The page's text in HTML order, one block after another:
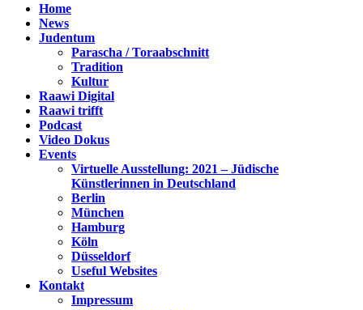
Home
News
Judentum
Parascha / Toraabschnitt
Tradition
Kultur
Raawi Digital
Raawi trifft
Podcast
Video Dokus
Events
Virtuelle Ausstellung: 2021 – Jüdische
Künstlerinnen in Deutschland
Berlin
München
Hamburg
Köln
Düsseldorf
Useful Websites
Kontakt
Impressum